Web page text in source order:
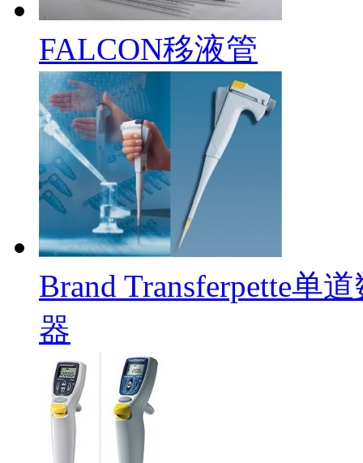
FALCON移液管
Brand Transferpette单
器